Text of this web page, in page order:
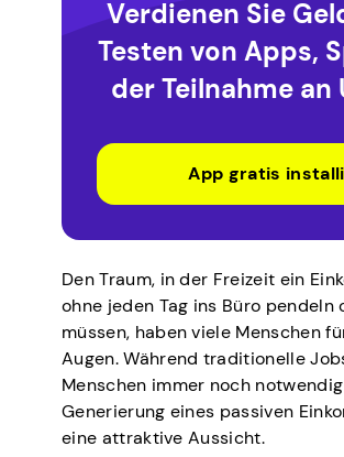
Verdienen Sie
Testen von Apps,
der Teilnahme an
App gratis
Den Traum, in der Freizeit ein
ohne jeden Tag ins Büro
müssen, haben viele Menschen
Augen. Während traditionelle
Menschen immer noch
Generierung eines passiven
eine attraktive Aussicht.